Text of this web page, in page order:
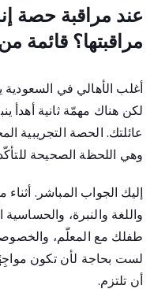
عند مراقبة حصة
مراقبتها؟ قائمة من 10
أغلب الأهالي في
لكن هناك مهمّة ثانية أهدأ
عائلتك. الحصة التجريبية
وهي اللحظة الصحيحة
إليك الجواب المباشر.
واللغة والنبرة،
طفلك مع المعلّم،
لست بحاجة لأن تكون
أن تلتزم.